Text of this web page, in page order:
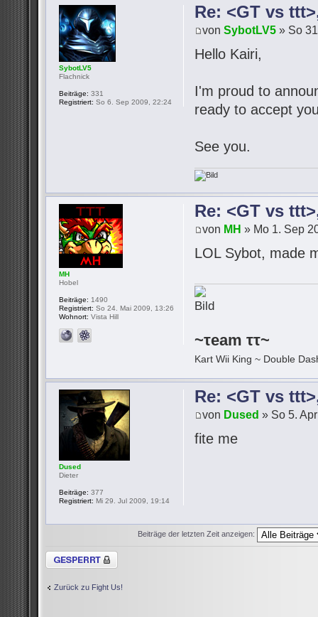
Re: <GT vs
vonSybotLV5 » So
Hello Kairi,
I'm proud to
ready to accept
See you.
SybotLV5
Flachnick
Beiträge: 331
Registriert: So 6. Sep 2009, 22:24
Re: <GT vs
von MH » Mo 1. Sep
LOL Sybot, made
~τeam ττ~
Kart Wii King ~ Double
MH
Hobel
Beiträge: 1490
Registriert: So 24. Mai 2009, 13:26
Wohnort: Vista Hill
Re: <GT vs
von Dused » So 5.
fite me
Dused
Dieter
Beiträge: 377
Registriert: Mi 29. Jul 2009, 19:14
Beiträge der letzten Zeit anzeigen:
Thema gesperrt
Zurück zu Fight Us!